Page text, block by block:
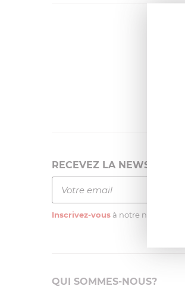
RECEVEZ LA NEWSLETTER
Inscrivez-vous à notre newsletter
QUI SOMMES-NOUS?